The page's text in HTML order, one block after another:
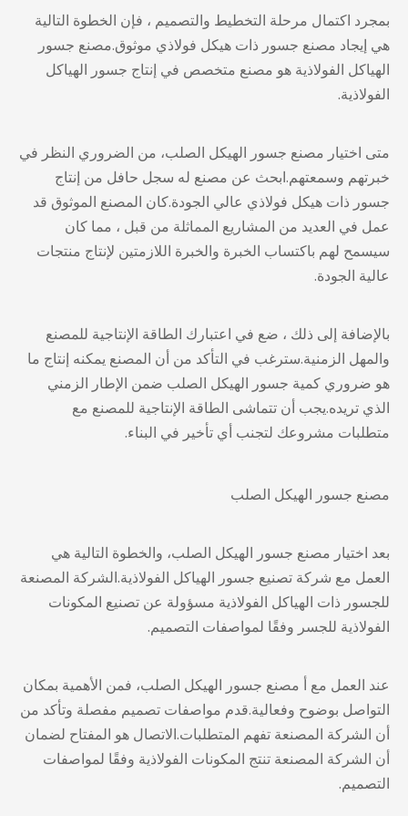
بمجرد اكتمال مرحلة التخطيط والتصميم ، فإن الخطوة التالية
هي إيجاد مصنع جسور ذات هيكل فولاذي موثوق.مصنع جسور
الهياكل الفولاذية هو مصنع متخصص في إنتاج جسور الهياكل
الفولاذية.
متى اختيار مصنع جسور الهيكل الصلب، من الضروري النظر في
خبرتهم وسمعتهم.ابحث عن مصنع له سجل حافل من إنتاج
جسور ذات هيكل فولاذي عالي الجودة.كان المصنع الموثوق قد
عمل في العديد من المشاريع المماثلة من قبل ، مما كان
سيسمح لهم باكتساب الخبرة والخبرة اللازمتين لإنتاج منتجات
عالية الجودة.
بالإضافة إلى ذلك ، ضع في اعتبارك الطاقة الإنتاجية للمصنع
والمهل الزمنية.سترغب في التأكد من أن المصنع يمكنه إنتاج ما
هو ضروري كمية جسور الهيكل الصلب ضمن الإطار الزمني
الذي تريده.يجب أن تتماشى الطاقة الإنتاجية للمصنع مع
متطلبات مشروعك لتجنب أي تأخير في البناء.
مصنع جسور الهيكل الصلب
بعد اختيار مصنع جسور الهيكل الصلب، والخطوة التالية هي
العمل مع شركة تصنيع جسور الهياكل الفولاذية.الشركة المصنعة
للجسور ذات الهياكل الفولاذية مسؤولة عن تصنيع المكونات
الفولاذية للجسر وفقًا لمواصفات التصميم.
عند العمل مع أ مصنع جسور الهيكل الصلب، فمن الأهمية بمكان
التواصل بوضوح وفعالية.قدم مواصفات تصميم مفصلة وتأكد من
أن الشركة المصنعة تفهم المتطلبات.الاتصال هو المفتاح لضمان
أن الشركة المصنعة تنتج المكونات الفولاذية وفقًا لمواصفات
التصميم.